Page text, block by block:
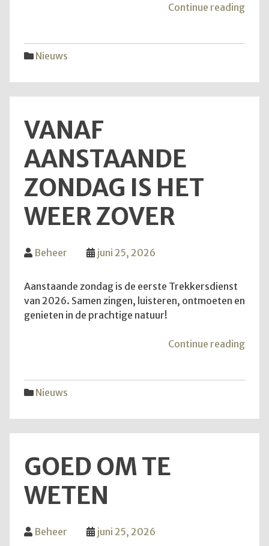
Continue reading
Nieuws
VANAF
AANSTAANDE
ZONDAG IS HET
WEER ZOVER
Beheer juni 25, 2026
Aanstaande zondag is de eerste Trekkersdienst
van 2026. Samen zingen, luisteren, ontmoeten en
genieten in de prachtige natuur!
Continue reading
Nieuws
GOED OM TE
WETEN
Beheer juni 25, 2026